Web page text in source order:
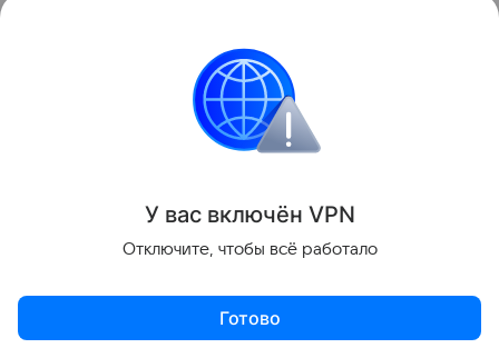
Виджеты с ценами iPhone, а также подборка Android-
У вас включён VPN
Отключите, чтобы всё работало
Готово